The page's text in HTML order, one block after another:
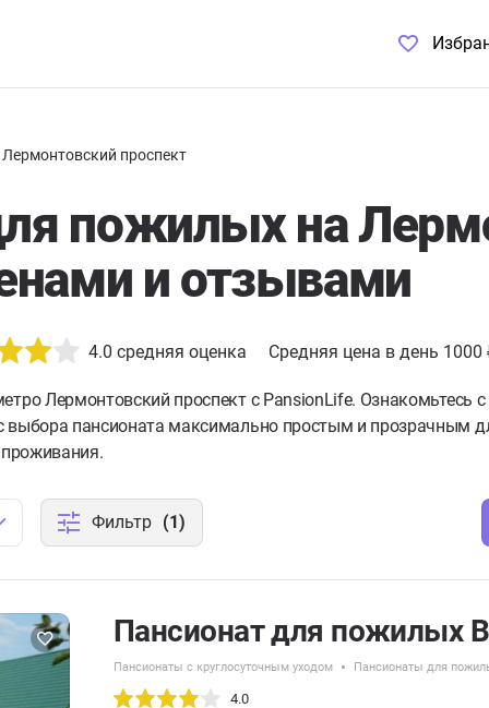
Лермонтовский проспект
пожилых на
и отзывами
4.0 средняя оценка Средняя цена в день 1000
Лермонтовский проспект с PansionLife. Ознакомьтесь
пансионата максимально простым и прозрачным
проживания.
Фильтр (1)
Пансионат для пожилых
Пансионаты с круглосуточным уходом Пансионаты для
4.0